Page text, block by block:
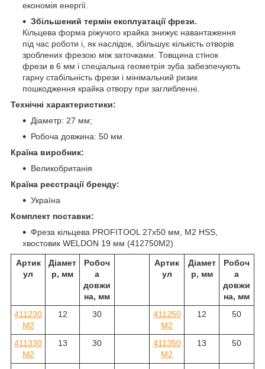
економія енергії.
Збільшений термін експлуатаціїфрези.
Кільцева форма ріжучого крайка знижує навантаження
під час роботи і, як наслідок, збільшує кількість отворів
зроблених фрезою між заточками. Товщина стінок
фрези в 6 мм і спеціальна геометрія зуба забезпечують
гарну стабільність фрези і мінімальний ризик
пошкодження крайка отвору при заглибленні.
Технічні характеристики:
Діаметр: 27 мм;
Робоча довжина: 50 мм.
Країна виробник:
Великобританія
Країна реєстрації бренду:
Україна
Комплект поставки:
Фреза кільцева PROFITOOL 27х50 мм, M2 HSS,
хвостовик WELDON 19 мм (412750M2)
Артик
ул
Діамет
р, мм
Робоч
а
довжи
на, мм
Артик
ул
Діамет
р, мм
Робоч
а
довжи
на, мм
411230
M2
12 30
411250
M2
12 50
411330
M2
13 30
411350
M2
13 50